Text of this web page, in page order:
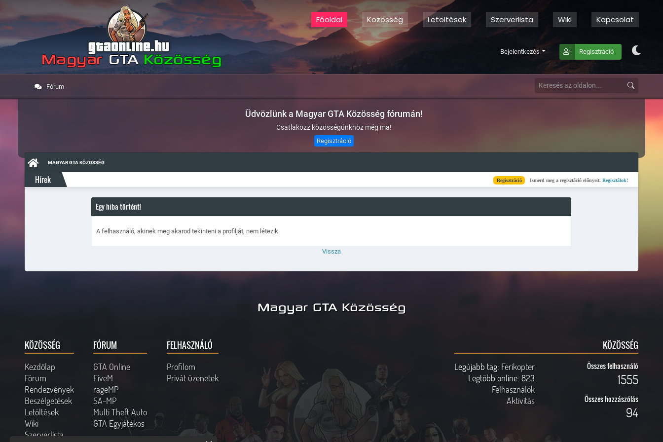
Főoldal Közösség Letöltések Szerverlista Wiki Kapcsolat
Bejelentkezés Regisztráció
Fórum
Üdvözlünk a Magyar GTA Közösség fórumán!
Csatlakozz közösségünkhöz még ma!
Regisztráció
MAGYAR GTA KÖZÖSSÉG
Hírek Regisztráció Ismerd meg a regisztáció előnyeit.Regisztálok! Kész
Egy hiba történt!
A felhasználó, akinek meg akarod tekinteni a profilját, nem létezik.
Vissza
Magyar GTA Közösség
KÖZÖSSÉG
Kezdőlap
Fórum
Rendezvények
Beszélgetések
Letöltések
Wiki
Szerverlista
FÓRUM
GTA Online
FiveM
rageMP
SA-MP
Multi Theft Auto
GTA Egyjátékos
FELHASZNÁLÓ
Profilom
Privát üzenetek
KÖZÖSSÉG
Legújabb tag: Ferikopter
Legtöbb online: 823
Felhasználók
Aktivitás
Összes felhasználó
1555
Összes hozzászólás
94